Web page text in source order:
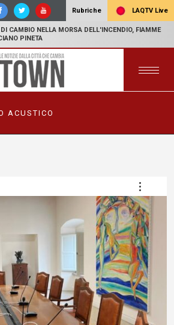
Rubriche LAQTV Live
CAMBIO NELLA MORSA DELL'INCENDIO, FIAMME
PINETA
ACUSTICO